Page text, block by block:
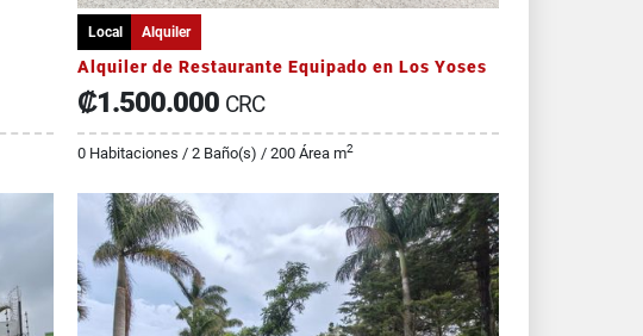
Local Alquiler
Alquiler de Restaurante Equipado en Los Yoses
₡1.500.000 CRC
0 Habitaciones / 2 Baño(s) / 200 Área m2